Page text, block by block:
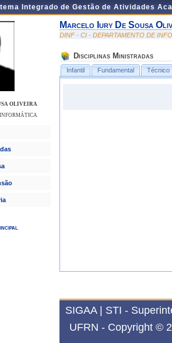
Integrado de Gestão de Atividades
OLIVEIRA
Marcelo Iury De Sousa
DINF - CI - DEPARTAMENTO DE
Disciplinas Ministradas
Infantil Fundamental Técnico
SIGAA | STI -
UFRN - Copyright ©